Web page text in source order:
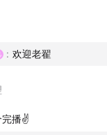
必备的美食是什么
最爱翻的书、追的
: 欢迎老翟
完播✌